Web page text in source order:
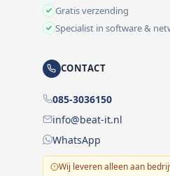
Gratis verzending
Specialist in software &
CONTACT
085-3036150
info@beat-it.nl
WhatsApp
Wij leveren alleen aan